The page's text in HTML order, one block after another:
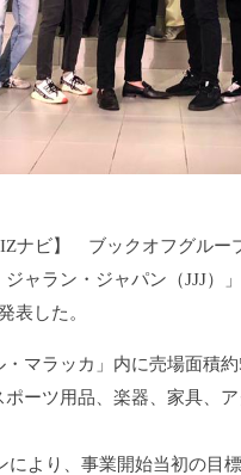
ナビ】 ブックオフグル
ャラン・ジャパン（JJJ）」
表した。
マラッカ」 内に売場面積
ーツ用品、楽器、家具、
より、 事業開始当初の目